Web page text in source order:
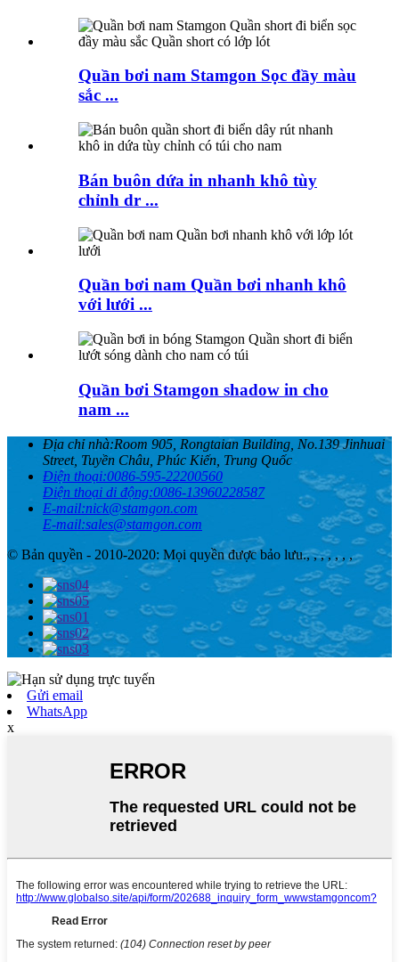
Quần bơi nam Stamgon Sọc đầy màu
sắc ...
Bán buôn dứa in nhanh khô tùy
chỉnh dr ...
Quần bơi nam Quần bơi nhanh khô
với lưới ...
Quần bơi Stamgon shadow in cho
nam ...
Địa chỉ nhà:Room 905, Rongtaian Building, No.139 Jinhuai
Street, Tuyền Châu, Phúc Kiến, Trung Quốc
Điện thoại:0086-595-22200560
Điện thoại di động:0086-13960228587
E-mail:nick@stamgon.com
E-mail:sales@stamgon.com
© Bản quyền - 2010-2020: Mọi quyền được bảo lưu., , , , , , ,
Gửi email
WhatsApp
x